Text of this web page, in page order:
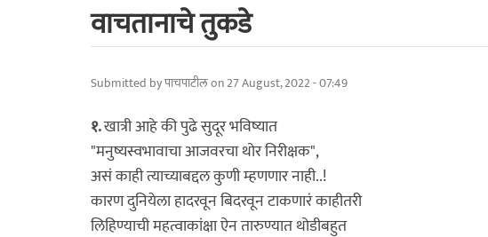
वाचतानाचे तुकडे
Submitted byपाचपाटीलon 27 August, 2022 - 07:49
१.खात्री आहे की पुढे सुदूर भविष्यात
"मनुष्यस्वभावाचा आजवरचा थोर निरीक्षक",
असं काही त्याच्याबद्दल कुणी म्हणणार नाही..!
कारण दुनियेला हादरवून बिदरवून टाकणारं काहीतरी
लिहिण्याची महत्वाकांक्षा ऐन तारुण्यात थोडीबहुत